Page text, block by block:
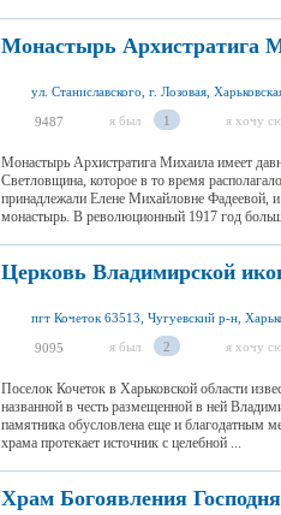
Монастырь Архистратига
ул. Станиславского, г. Лозовая,
9487 я был 1 я хочу
Монастырь Архистратига Михаила имеет
Светловщина, которое в то время
принадлежали Елене Михайловне Фадеевой,
монастырь. В революционный 1917 год
Церковь Владимирской
пгт Кочеток 63513, Чугуевский р-н,
9095 я был 2 я хочу
Поселок Кочеток в Харьковской области
названной в честь размещенной в ней
памятника обусловлена ​​еще и благодатным
храма протекает источник с целебной ...
Храм Богоявления